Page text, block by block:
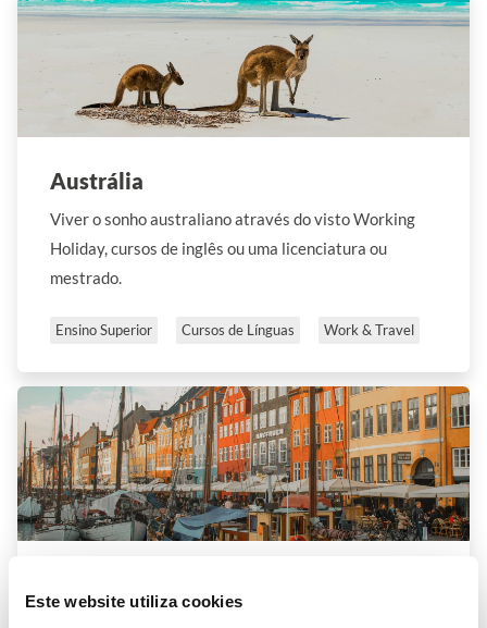
Este website utiliza cookies
Austrália
Viver o sonho australiano através do visto Working
Holiday, cursos de inglês ou uma licenciatura ou
mestrado.
Ensino Superior Cursos de Línguas Work & Travel